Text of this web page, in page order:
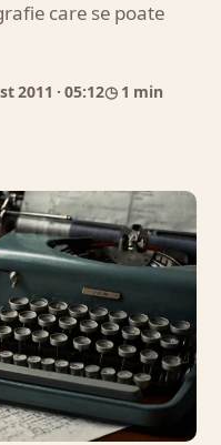
care se poate
2011 · 05:12◷ 1 min